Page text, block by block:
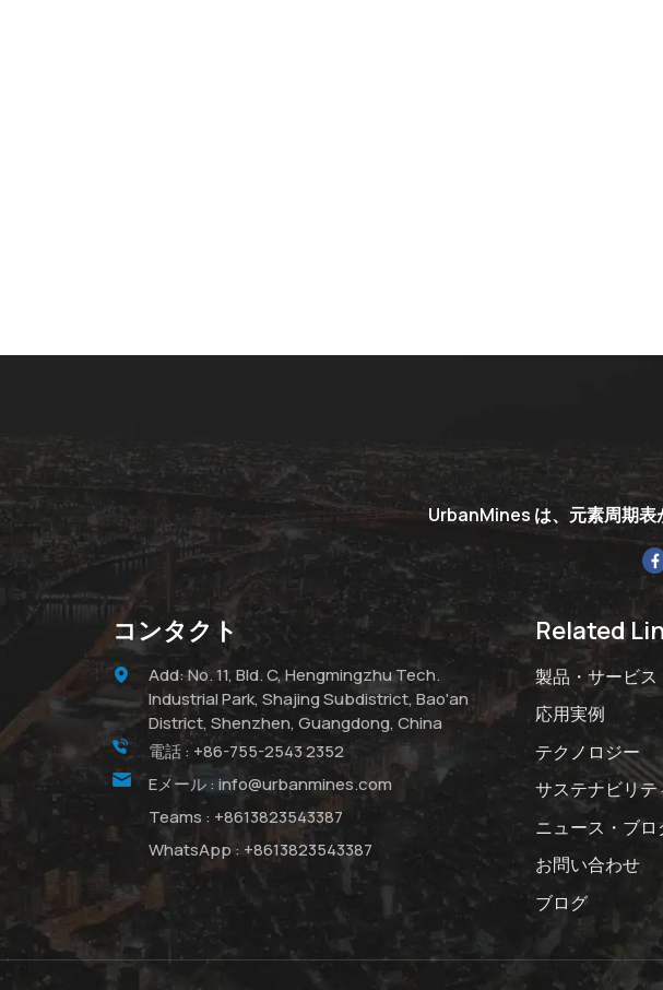
UrbanMines は、元素周期表
コンタクト
Add: No. 11, Bld. C, Hengmingzhu Tech.
Industrial Park, Shajing Subdistrict, Bao'an
District, Shenzhen, Guangdong, China
電話 :+86-755-2543 2352
Eメール :info@urbanmines.com
Teams : +8613823543387
WhatsApp : +8613823543387
Related
製品・サービス
応用実例
テクノロジー
サステナビリテ
ニュース・ブロ
お問い合わせ
ブログ